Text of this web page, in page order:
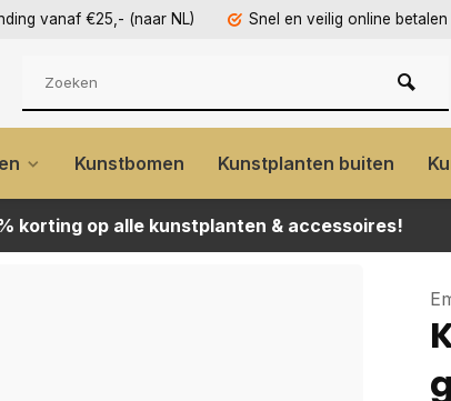
vanaf €25,- (naar NL) Snel en veilig online betalen
Kunstbomen Kunstplanten buiten
korting op alle kunstplanten & accessoires!